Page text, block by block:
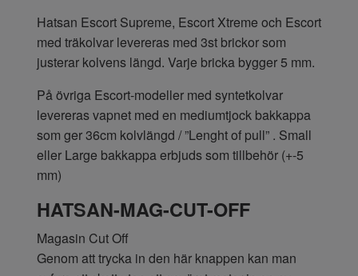
Hatsan Escort Supreme, Escort Xtreme och Escort
med träkolvar levereras med 3st brickor som
justerar kolvens längd. Varje bricka bygger 5 mm.
På övriga Escort-modeller med syntetkolvar
levereras vapnet med en mediumtjock bakkappa
som ger 36cm kolvlängd / ”Lenght of pull” . Small
eller Large bakkappa erbjuds som tillbehör (+-5
mm)
HATSAN-MAG-CUT-OFF
Magasin Cut Off
Genom att trycka in den här knappen kan man